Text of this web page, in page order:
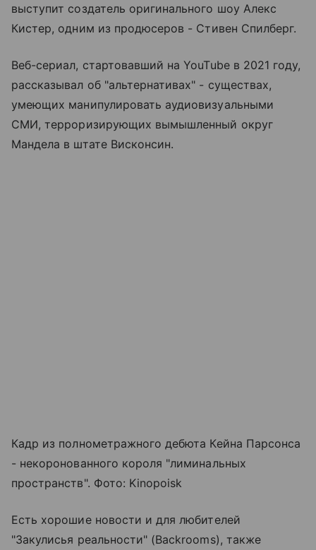
выступит создатель оригинального шоу Алекс
Кистер, одним из продюсеров - Стивен Спилберг.
Веб-сериал, стартовавший на YouTube в 2021 году,
рассказывал об "альтернативах" - существах,
умеющих манипулировать аудиовизуальными
СМИ, терроризирующих вымышленный округ
Мандела в штате Висконсин.
Кадр из полнометражного дебюта Кейна Парсонса
- некоронованного короля "лиминальных
пространств". Фото: Kinopoisk
Есть хорошие новости и для любителей
"Закулисья реальности" (Backrooms), также